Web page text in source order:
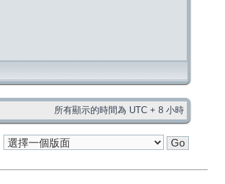
所有顯示的時間為 UTC + 8 小時